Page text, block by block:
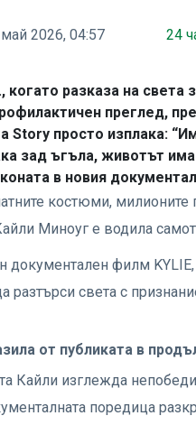
2026, 04:57 24
когато разказа на
преглед,
Story просто изплака:
зад ъгъла, животът
в новия
костюми,
Миноуг е водила
документален филм
разтърси света с
от публиката в
Кайли изглежда
поредица